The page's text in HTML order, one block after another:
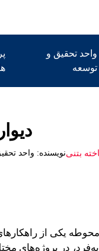
واحد تحقیق و
توسعه
بتنینویسنده: واحد
یکی از
در پروژه‌های